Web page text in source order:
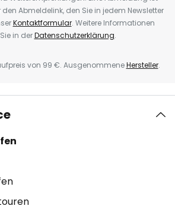
Abmeldelink, den Sie in jedem Newsletter
Kontaktformular. Weitere Informationen
in derDatenschutzerklärung.
von 99 €. AusgenommeneHersteller.